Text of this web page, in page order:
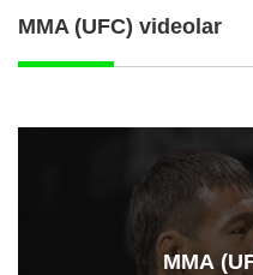
MMA (UFC) videolar
ММА